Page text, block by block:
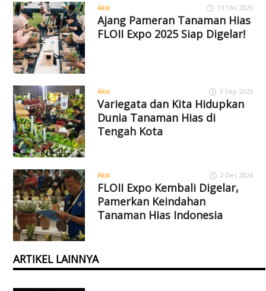
Aksi 19 Okt 2025
Ajang Pameran Tanaman Hias
FLOII Expo 2025 Siap Digelar!
Aksi 3 Sep 2025
Variegata dan Kita Hidupkan
Dunia Tanaman Hias di
Tengah Kota
Aksi 2 Des 2024
FLOII Expo Kembali Digelar,
Pamerkan Keindahan
Tanaman Hias Indonesia
ARTIKEL LAINNYA